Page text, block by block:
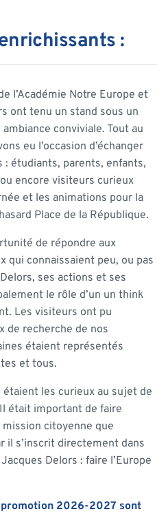
:
l’Académie Notre Europe et
ont tenu un stand sous un
conviviale. Tout au
eu l’occasion d’échanger
: étudiants, parents, enfants,
encore visiteurs curieux
et les animations pour la
Place de la République.
de répondre aux
qui connaissaient peu, ou pas
ses actions et ses
le rôle d’un un think
Les visiteurs ont pu
de recherche de nos
étaient représentés
et tous.
les curieux au sujet de
était important de faire
citoyenne que
il s’inscrit directement dans
Delors : faire l’Europe
2026-2027 sont